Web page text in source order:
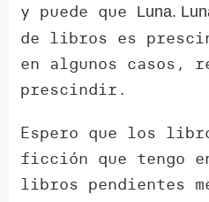
y puede que
Luna.
de libros es
en algunos casos,
prescindir.
Espero que los
ficción que tengo
libros pendientes